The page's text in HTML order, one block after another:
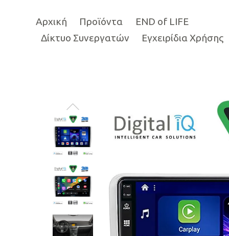
Αρχική Προϊόντα
END of LIFE
Δίκτυο Συνεργατών
Εγχειρίδια Χρήσης